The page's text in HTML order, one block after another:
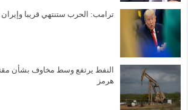
ترامب: الحرب ستنتهي قريبا
النفط يرتفع وسط مخاوف بشأن
هرمز